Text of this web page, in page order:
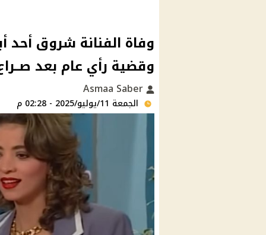
وفاة الفنانة شروق
وقضية رأي عام بعد
الجمعة 11/يوليو/2025 - 02:28 م